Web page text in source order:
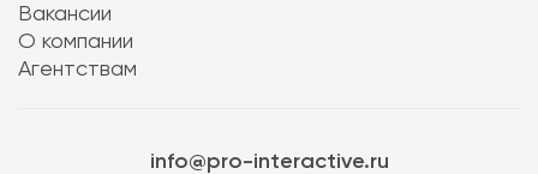
Вакансии
О компании
Агентствам
info@pro-interactive.ru